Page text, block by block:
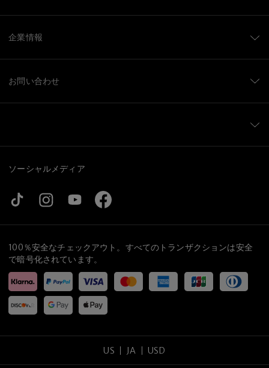
企業情報
お問い合わせ
ソーシャルメディア
100％安全なチェックアウト。すべてのトランザクションは安全
で暗号化されています。
US JA USD